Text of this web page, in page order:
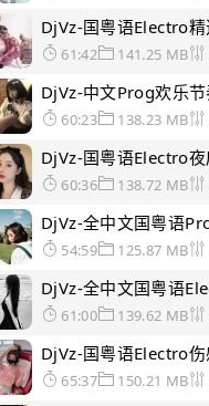
DjVz-国粤语Electro
61:42 141.25 MB
DjVz-中文Prog欢乐
60:23 138.23 MB
DjVz-国粤语Electro
60:36 138.72 MB
DjVz-全中文国粤语
54:59 125.87 MB
DjVz-全中文国粤语
61:00 139.62 MB
DjVz-国粤语Electro
65:37 150.21 MB